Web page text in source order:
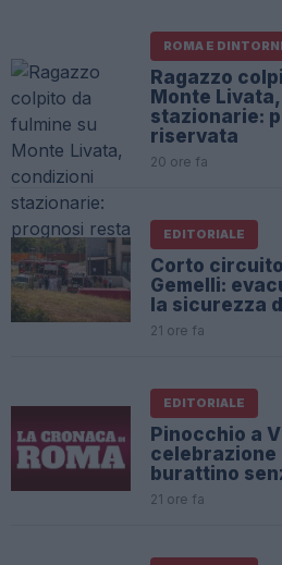
ROMA E DINTORNI
Ragazzo
Monte
stazionarie:
riservata
20 ore fa
EDITORIALE
Corto
Gemelli:
la sicurezza
21 ore fa
EDITORIALE
Pinocchio a
celebrazione
burattino
21 ore fa